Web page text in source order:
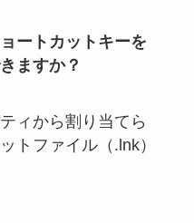
ートカットキーを
ますか？
ィから割り当てら
トファイル（.lnk）